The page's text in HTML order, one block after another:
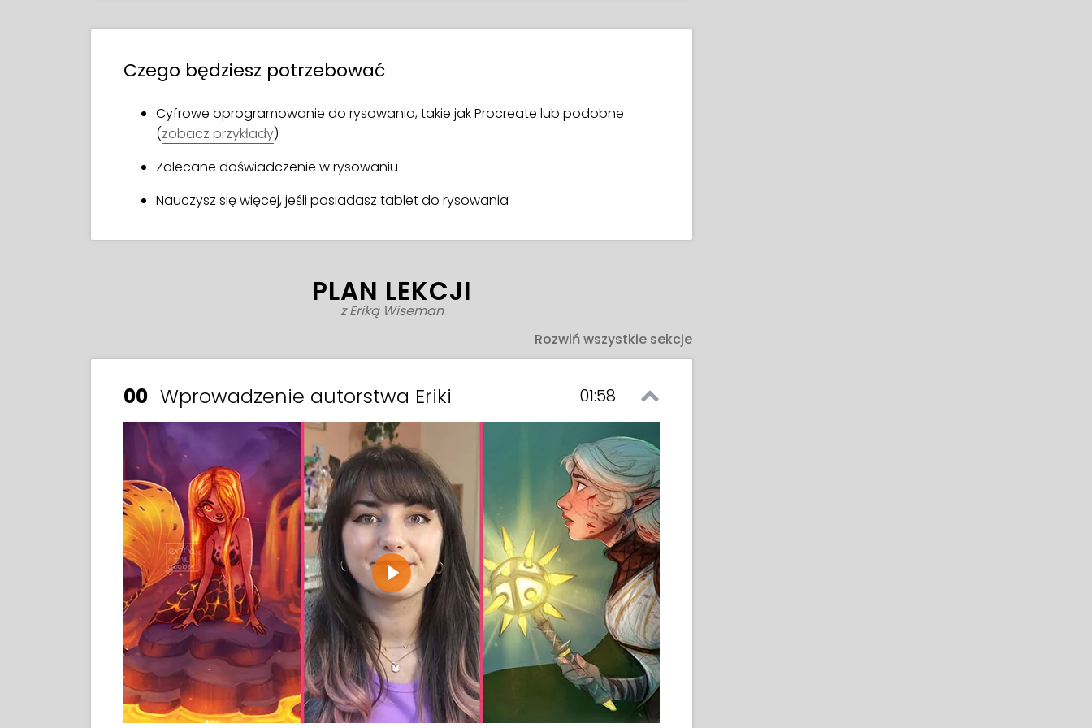
Czego będziesz potrzebować
Cyfrowe oprogramowanie do rysowania, takie jak Procreate lub podobne
(zobacz przykłady)
Zalecane doświadczenie w rysowaniu
Nauczysz się więcej, jeśli posiadasz tablet do rysowania
PLAN LEKCJI
z Eriką Wiseman
Rozwiń wszystkie sekcje
00 Wprowadzenie autorstwa Eriki 01:58
Play